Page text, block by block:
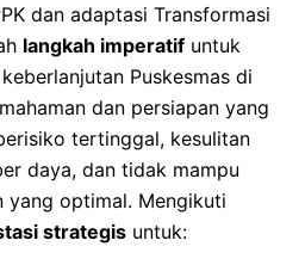
dan adaptasi Transformasi
langkah imperatif untuk
Puskesmas di
dan persiapan yang
tertinggal, kesulitan
daya, dan tidak mampu
yang optimal. Mengikuti
strategis untuk: